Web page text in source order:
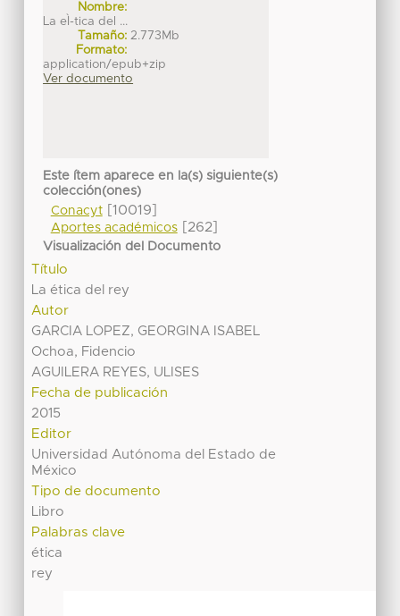
Nombre:
La eÌ-tica del ...
Tamaño: 2.773Mb
Formato:
application/epub+zip
Ver documento
Este ítem aparece en la(s) siguiente(s)
colección(ones)
Conacyt[10019]
Aportes académicos[262]
Visualización del Documento
Título
La ética del rey
Autor
GARCIA LOPEZ, GEORGINA ISABEL
Ochoa, Fidencio
AGUILERA REYES, ULISES
Fecha de publicación
2015
Editor
Universidad Autónoma del Estado de
México
Tipo de documento
Libro
Palabras clave
ética
rey